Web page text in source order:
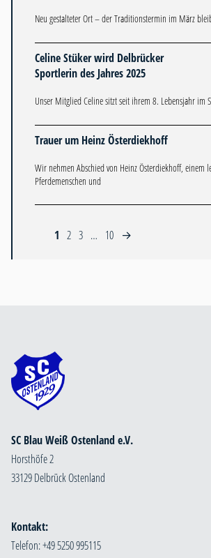
Neu gestalteter Ort – der Traditionstermin im März
Celine Stüker wird Delbrücker
Sportlerin des Jahres 2025
Unser Mitglied Celine sitzt seit ihrem 8. Lebensjahr im
Trauer um Heinz Österdiekhoff
Wir nehmen Abschied von Heinz Österdiekhoff, einem
Pferdemenschen und
1 2 3 … 10 →
SC Blau Weiß Ostenland e.V.
Horsthöfe 2
33129 Delbrück Ostenland
Kontakt:
Telefon: +49 5250 995115